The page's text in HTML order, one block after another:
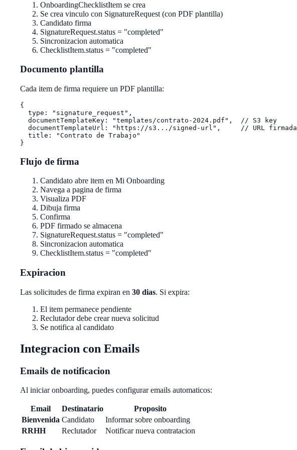
OnboardingChecklistItem se crea
Se crea vinculo con SignatureRequest (con PDF plantilla)
Candidato firma
SignatureRequest.status = "completed"
Sincronizacion automatica
ChecklistItem.status = "completed"
Documento plantilla
Cada item de firma requiere un PDF plantilla:
{
  type: "signature_request",
  documentTemplateKey: "templates/contrato-2024.pdf",  // S3 key
  documentTemplateUrl: "https://s3.../signed-url",     // URL firmada
  title: "Contrato de Trabajo"
Flujo de firma
Candidato abre item en Mi Onboarding
Navega a pagina de firma
Visualiza PDF
Dibuja firma
Confirma
PDF firmado se almacena
SignatureRequest.status = "completed"
Sincronizacion automatica
ChecklistItem.status = "completed"
Expiracion
Las solicitudes de firma expiran en 30 dias. Si expira:
El item permanece pendiente
Reclutador debe crear nueva solicitud
Se notifica al candidato
Integracion con Emails
Emails de notificacion
Al iniciar onboarding, puedes configurar emails automaticos:
Email Destinatario
Proposito
Bienvenida Candidato
Informar sobre onboarding
RRHH
Reclutador Notificar nueva contratacion